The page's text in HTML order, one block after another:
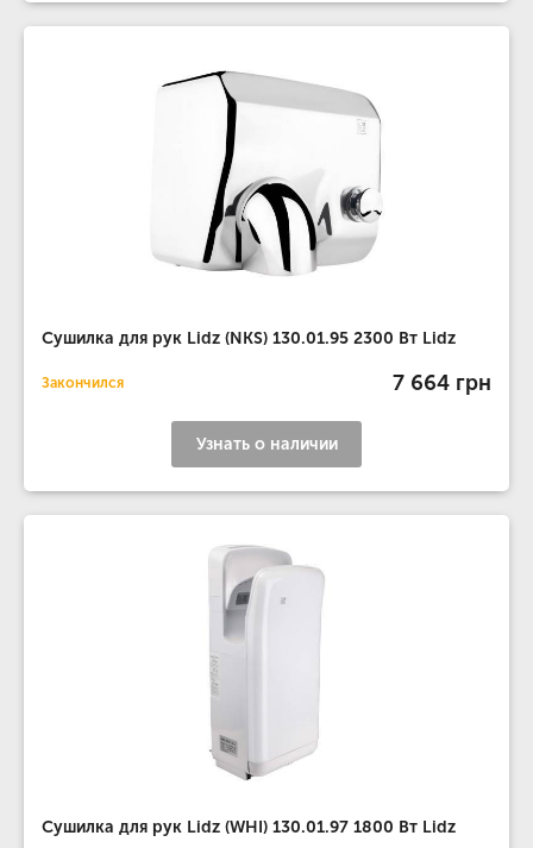
Сушилка для рук Lidz (NKS) 130.01.95 2300 Вт Lidz
Закончился 7 664 грн
Узнать о наличии
Сушилка для рук Lidz (WHI) 130.01.97 1800 Вт Lidz